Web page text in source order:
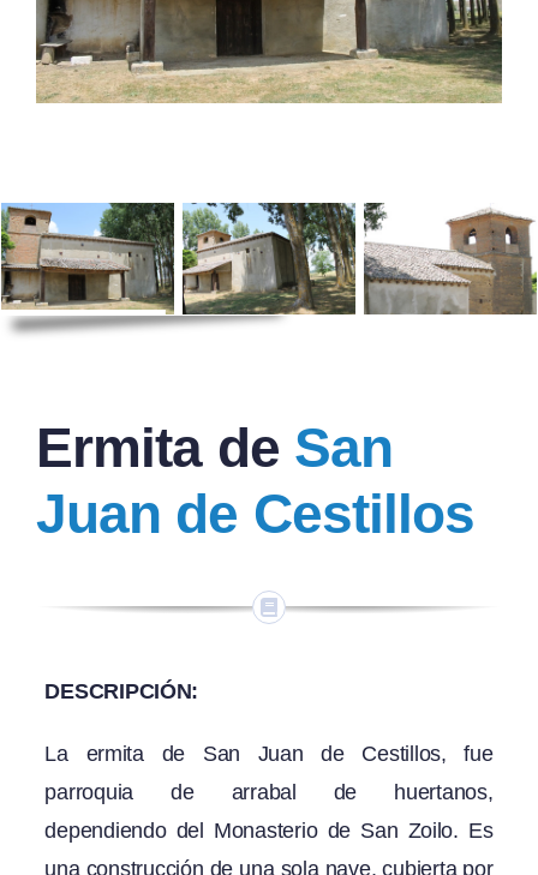
Ermita de San
Juan de Cestillos
DESCRIPCIÓN:
La ermita de San Juan de Cestillos, fue
parroquia de arrabal de huertanos,
dependiendo del Monasterio de San Zoilo. Es
una construcción de una sola nave, cubierta por